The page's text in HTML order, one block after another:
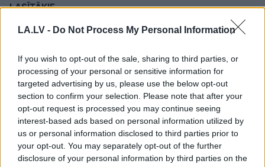
LA.LV - Do Not Process My Personal Information
If you wish to opt-out of the sale, sharing to third parties, or
processing of your personal or sensitive information for
targeted advertising by us, please use the below opt-out
section to confirm your selection. Please note that after your
opt-out request is processed you may continue seeing
interest-based ads based on personal information utilized by
us or personal information disclosed to third parties prior to
your opt-out. You may separately opt-out of the further
disclosure of your personal information by third parties on the
LASĪTĀKIE
Cilvēkus aizrāvis ātrs IQ tests: tas liks
Dzerun tievē? Nosauktas 9 tējas, kas
palīdzēs atbrīvoties no liekā svara
Vaiesi izvilcis laimīgo lozi? Lūk, par
kādām sievām kļūst katrā mēnesī
dzimušās sievietes